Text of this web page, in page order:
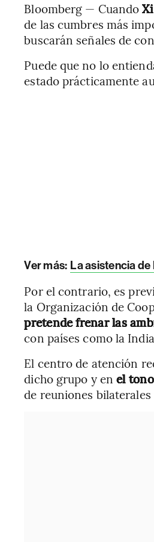
Bloomberg — Cuando
de las cumbres más
buscarán señales de
Puede que no lo
estado prácticamente
Ver más: La asistencia
Por el contrario, es
la Organización de
pretende frenar las
con países como la
El centro de atención
dicho grupo y en el
de reuniones